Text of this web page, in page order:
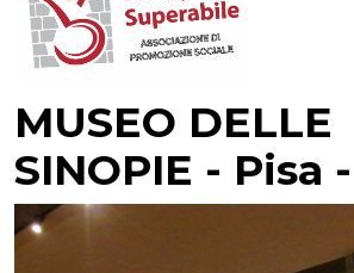
MUSEO DELLE
SINOPIE - Pisa